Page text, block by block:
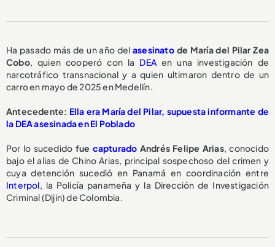
Ha pasado más de un año delasesinatode María del Pilar Zea
Cobo, quien cooperó con la DEA en una investigación de
narcotráfico transnacional y a quien ultimaron dentro de un
carro en mayo de 2025 en Medellín.
Antecedente: Ella era María del Pilar, supuesta informante de
la DEA asesinada en El Poblado
Por lo sucedido fue capturado Andrés Felipe Arias, conocido
bajo el alias de Chino Arias, principal sospechoso del crimen y
cuya detención sucedió en Panamá en coordinación entre
Interpol, la Policía panameña y la Dirección de Investigación
Criminal (Dijin) de Colombia.